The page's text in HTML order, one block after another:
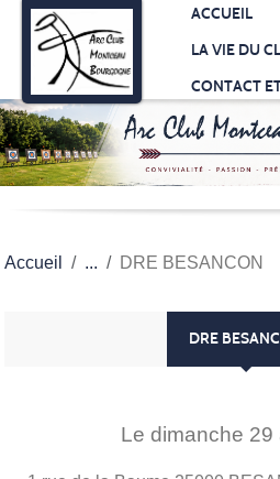
ACCUEIL
LA VIE DU
CONTACT
Accueil DRE BESANCON
DRE
Le dimanche 29
Panneau de gestion des cookies